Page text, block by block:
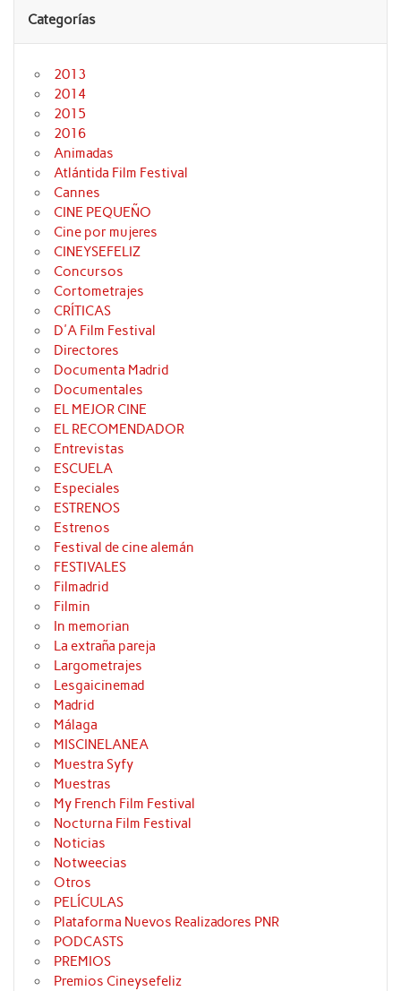
Categorías
2013
2014
2015
2016
Animadas
Atlántida Film Festival
Cannes
CINE PEQUEÑO
Cine por mujeres
CINEYSEFELIZ
Concursos
Cortometrajes
CRÍTICAS
D'A Film Festival
Directores
Documenta Madrid
Documentales
EL MEJOR CINE
EL RECOMENDADOR
Entrevistas
ESCUELA
Especiales
ESTRENOS
Estrenos
Festival de cine alemán
FESTIVALES
Filmadrid
Filmin
In memorian
La extraña pareja
Largometrajes
Lesgaicinemad
Madrid
Málaga
MISCINELANEA
Muestra Syfy
Muestras
My French Film Festival
Nocturna Film Festival
Noticias
Notweecias
Otros
PELÍCULAS
Plataforma Nuevos Realizadores PNR
PODCASTS
PREMIOS
Premios Cineysefeliz